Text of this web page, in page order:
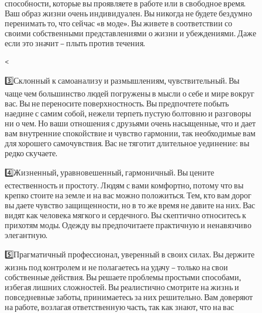
способности, которые вы проявляете в работе или в свободное время.
Ваш образ жизни очень индивидуален. Вы никогда не будете бездумно
перенимать то, что сейчас «в моде». Вы живете в соответствии со
своими собственными представлениями о жизни и убеждениями. Даже
если это значит – плыть против течения.
<
3️⃣Склонный к самоанализу и размышлениям, чувствительный. Вы
чаще чем большинство людей погружены в мысли о себе и мире вокруг
вас. Вы не переносите поверхностность. Вы предпочтете побыть
наедине с самим собой, нежели терпеть пустую болтовню и разговоры
ни о чем. Но ваши отношения с друзьями очень насыщенные, что и дает
вам внутренние спокойствие и чувство гармонии, так необходимые вам
для хорошего самочувствия. Вас не тяготит длительное уединение: вы
редко скучаете.
4️⃣Жизненный, уравновешенный, гармоничный. Вы цените
естественность и простоту. Людям с вами комфортно, потому что вы
крепко стоите на земле и на вас можно положиться. Тем, кто вам дорог
вы даете чувство защищенности, но в то же время не давите на них. Вас
видят как человека мягкого и сердечного. Вы скептично относитесь к
прихотям моды. Одежду вы предпочитаете практичную и ненавязчиво
элегантную.
5️⃣Прагматичный профессионал, уверенный в своих силах. Вы держите
жизнь под контролем и не полагаетесь на удачу – только на свои
собственные действия. Вы решаете проблемы простыми способами,
избегая лишних сложностей. Вы реалистично смотрите на жизнь и
повседневные заботы, принимаетесь за них решительно. Вам доверяют
на работе, возлагая ответственную часть, так как знают, что на вас